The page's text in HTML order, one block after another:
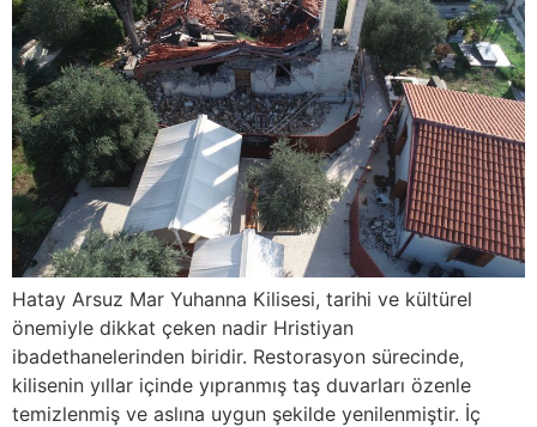
Hatay Arsuz Mar Yuhanna Kilisesi, tarihi ve kültürel
önemiyle dikkat çeken nadir Hristiyan
ibadethanelerinden biridir. Restorasyon sürecinde,
kilisenin yıllar içinde yıpranmış taş duvarları özenle
temizlenmiş ve aslına uygun şekilde yenilenmiştir. İç